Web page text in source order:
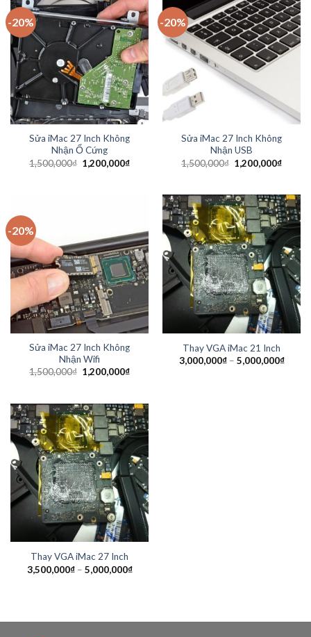
-20%
Sửa iMac 27 Inch Không
Nhận Ổ Cứng
1,500,000₫ 1,200,000₫
-20%
Sửa iMac 27 Inch Không
Nhận USB
1,500,000₫ 1,200,000₫
-20%
Sửa iMac 27 Inch Không
Nhận Wifi
1,500,000₫ 1,200,000₫
Thay VGA iMac 21 Inch
3,000,000₫– 5,000,000₫
Thay VGA iMac 27 Inch
3,500,000₫– 5,000,000₫